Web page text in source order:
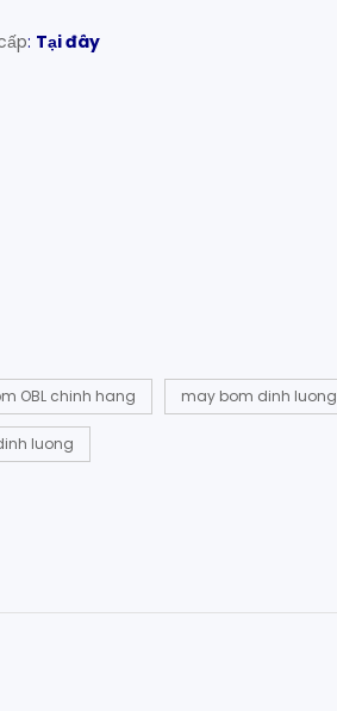
: Tại đây
OBL chinh hang may bom dinh luong
luong